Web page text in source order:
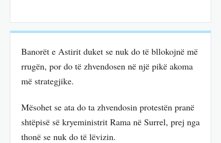
Banorët e Astirit duket se nuk do të bllokojnë më
rrugën, por do të zhvendosen në një pikë akoma
më strategjike.
Mësohet se ata do ta zhvendosin protestën pranë
shtëpisë së kryeministrit Rama në Surrel, prej nga
thonë se nuk do të lëvizin.